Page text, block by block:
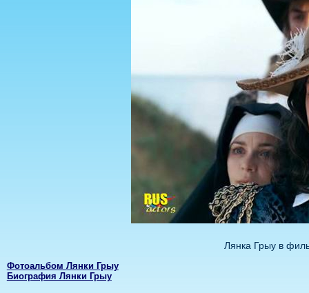
Лянка Грыу в
Фотоальбом Лянки Грыу
Биография Лянки Грыу